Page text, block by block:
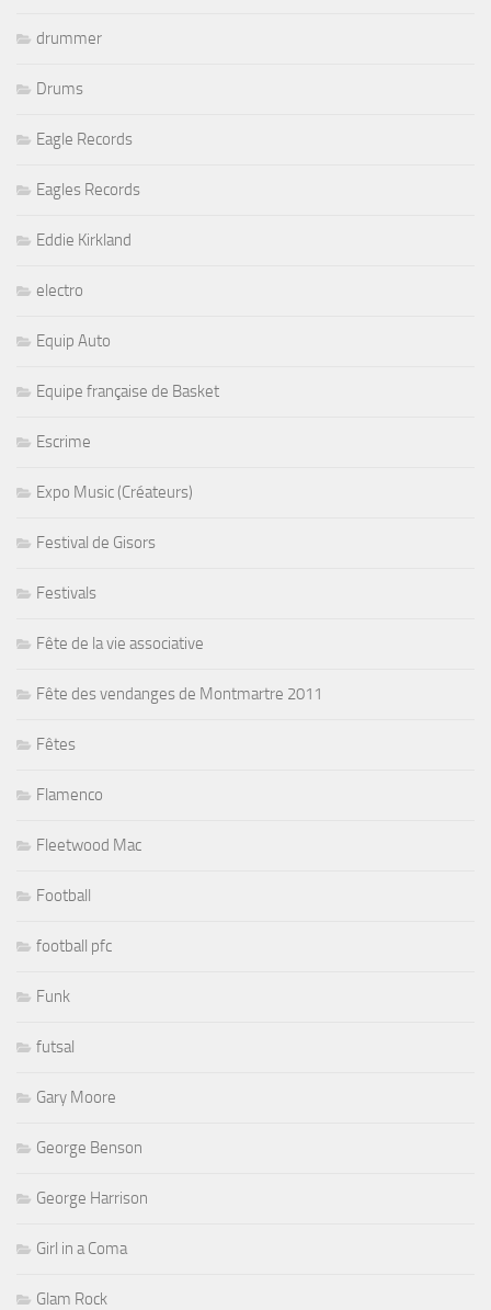
drummer
Drums
Eagle Records
Eagles Records
Eddie Kirkland
electro
Equip Auto
Equipe française de Basket
Escrime
Expo Music (Créateurs)
Festival de Gisors
Festivals
Fête de la vie associative
Fête des vendanges de Montmartre 2011
Fêtes
Flamenco
Fleetwood Mac
Football
football pfc
Funk
futsal
Gary Moore
George Benson
George Harrison
Girl in a Coma
Glam Rock